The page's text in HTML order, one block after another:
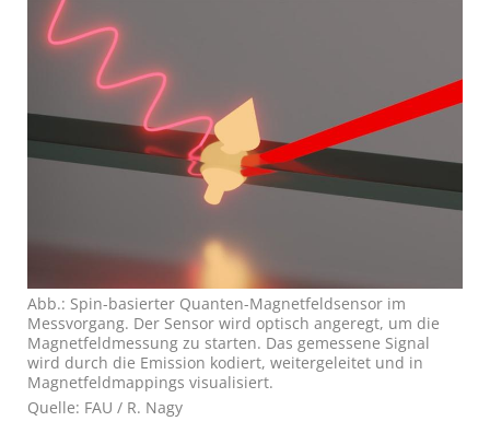
Abb.: Spin-basierter Quanten-Magnetfeldsensor im
Messvorgang. Der Sensor wird optisch angeregt, um die
Magnetfeldmessung zu starten. Das gemessene Signal
wird durch die Emission kodiert, weitergeleitet und in
Magnetfeldmappings visualisiert.
Quelle: FAU / R. Nagy